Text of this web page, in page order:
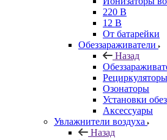
220 В
12 В
От батарейки
Обеззараживатели
Назад
Рециркуляторы
Озонаторы
Установки
Аксессуары
Увлажнители воздуха
Назад